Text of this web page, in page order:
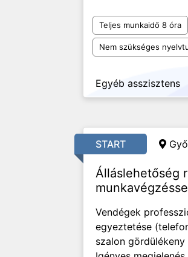
Teljes munkaidő 8 óra
Nem szükséges
Egyéb asszisztens
START
Álláslehetőség
Vendégek
egyeztetése
szalon